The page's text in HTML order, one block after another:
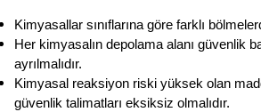
Kimyasallar sınıflarına göre farklı
Her kimyasalın depolama alanı güvenlik
ayrılmalıdır.
Kimyasal reaksiyon riski yüksek olan
güvenlik talimatları eksiksiz olmalıdır.